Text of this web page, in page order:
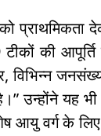
प्राथमिकता
की
विभिन्न
उन्होंने यह
आयु वर्ग के